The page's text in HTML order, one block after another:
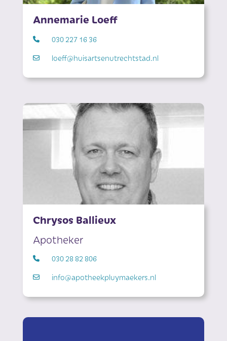
Annemarie Loeff
030 227 16 36
loeff@huisartsenutrechtstad.nl
Chrysos Ballieux
Apotheker
030 28 82 806
info@apotheekpluymaekers.nl